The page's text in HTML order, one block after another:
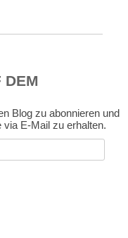
DEM
Blog zu abonnieren und
via E-Mail zu erhalten.